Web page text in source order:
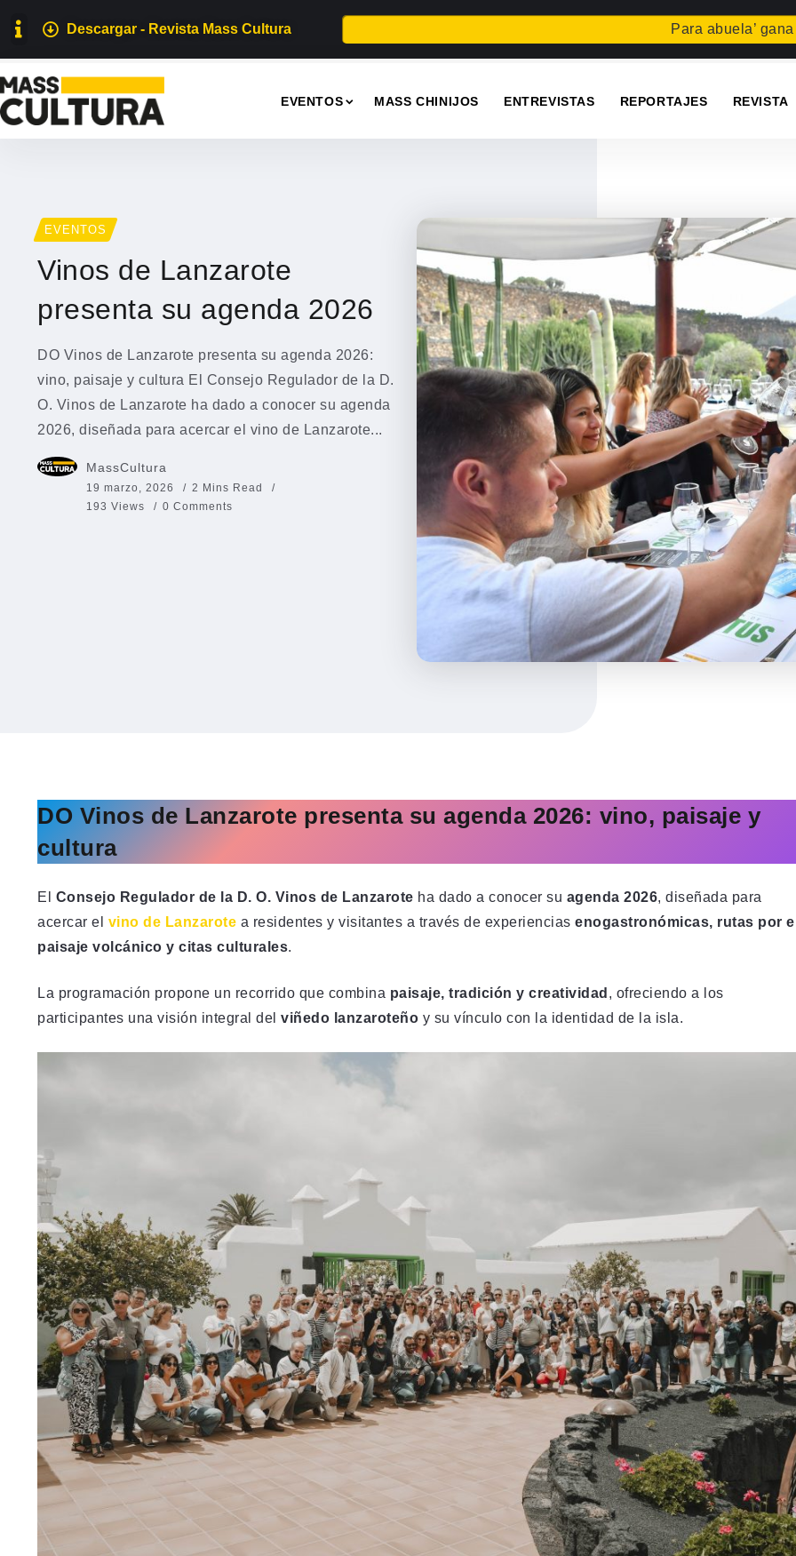
Descargar - Revista Mass Cultura Para abuela’ gana el
EVENTOS MASS CHINIJOS ENTREVISTAS REPORTAJES REVISTA
EVENTOS
Vinos de Lanzarote
presenta su agenda 2026
DO Vinos de Lanzarote presenta su agenda 2026:
vino, paisaje y cultura El Consejo Regulador de la D.
O. Vinos de Lanzarote ha dado a conocer su agenda
2026, diseñada para acercar el vino de Lanzarote...
MassCultura
19 marzo, 2026
2 Mins Read
193 Views
0 Comments
DO Vinos de Lanzarote presenta su agenda 2026: vino, paisaje y
cultura
El Consejo Regulador de la D. O. Vinos de Lanzarote ha dado a conocer su agenda 2026, diseñada para
acercar el vino de Lanzarote a residentes y visitantes a través de experiencias enogastronómicas, rutas por
paisaje volcánico y citas culturales.
La programación propone un recorrido que combina paisaje, tradición y creatividad , ofreciendo a los
participantes una visión integral del viñedo lanzaroteño y su vínculo con la identidad de la isla.